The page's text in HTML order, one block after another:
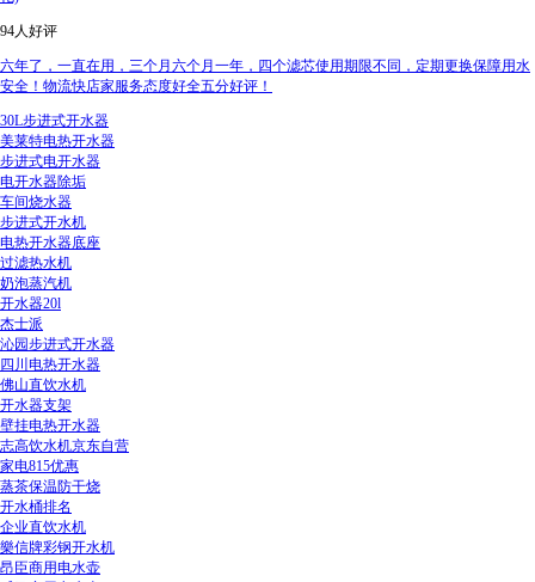
94人好评
六年了，一直在用，三个月六个月一年，四个滤芯使用期限不同，定期更换保障用水
安全！物流快店家服务态度好全五分好评！
30L步进式开水器
美莱特电热开水器
步进式电开水器
电开水器除垢
车间烧水器
步进式开水机
电热开水器底座
过滤热水机
奶泡蒸汽机
开水器20l
杰士派
沁园步进式开水器
四川电热开水器
佛山直饮水机
开水器支架
壁挂电热开水器
志高饮水机京东自营
家电815优惠
蒸茶保温防干烧
开水桶排名
企业直饮水机
樂信牌彩钢开水机
昂臣商用电水壶